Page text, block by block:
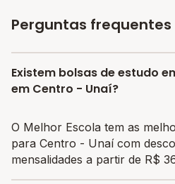
Perguntas frequentes
Existem bolsas de estudo
em Centro - Unaí?
O Melhor Escola tem as
para Centro - Unaí com
mensalidades a partir de R$